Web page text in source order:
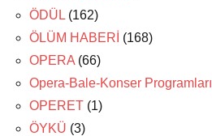
ÖDÜL (162)
ÖLÜM HABERİ (168)
OPERA (66)
Opera-Bale-Konser Programları
OPERET (1)
ÖYKÜ (3)